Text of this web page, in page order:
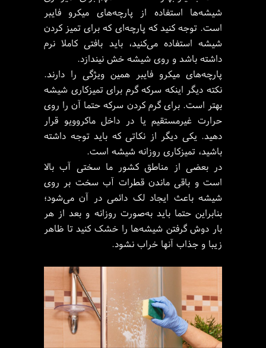
شیشه‌ها استفاده از پارچه‌های میکرو فایبر
است. توجه کنید که پارچه‌ای که برای تمیز کردن
شیشه استفاده می‌کنید، باید بافتی کاملا نرم
داشته باشد و روی شیشه خش نیندازد.
پارچه‌های میکرو فایبر همین ویژگی را دارند.
نکته دیگر اینکه سرکه گرم برای تمیزکاری شیشه
بهتر است. برای گرم کردن سرکه حتما آن را روی
حرارت غیرمستقیم یا در داخل ماکروویو قرار
دهید. یکی دیگر از نکاتی که باید توجه داشته
باشید، تمیزکاری روزانه شیشه است.
در بعضی از مناطق کشور ما سختی آب بالا
است و باقی ماندن قطرات آب سخت بر روی
شیشه باعث ایجاد لک دائمی در آن می‌شود؛
بنابراین حتما باید به‌صورت روزانه و بعد از هر
بار دوش گرفتن شیشه‌ها را خشک کنید تا ظاهر
زیبا و جذاب آنها خراب نشود.